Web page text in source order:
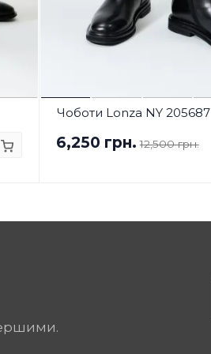
Чоботи Lonza NY 205687
6,250 грн. 12,500 грн.